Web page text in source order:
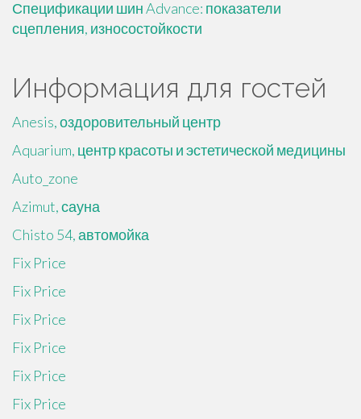
Спецификации шин Advance: показатели
сцепления, износостойкости
Информация для гостей
Anesis, оздоровительный центр
Aquarium, центр красоты и эстетической медицины
Auto_zone
Azimut, сауна
Chisto 54, автомойка
Fix Price
Fix Price
Fix Price
Fix Price
Fix Price
Fix Price